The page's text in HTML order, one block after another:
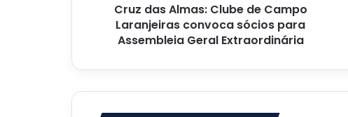
Assembleia
Cruz das Almas: Clube de Campo
Laranjeiras convoca sócios para
Assembleia Geral Extraordinária